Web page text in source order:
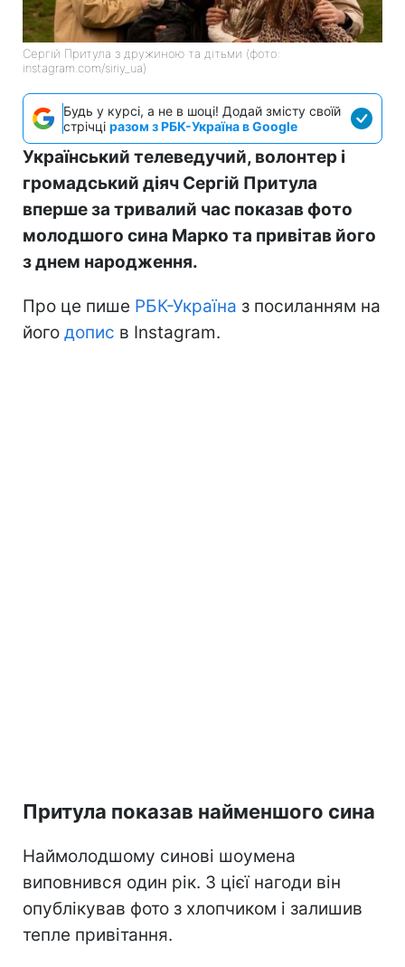
Сергій Притула з дружиною та дітьми (фото:
instagram.com/siriy_ua)
Будь у курсі, а не в шоці! Додай змісту своїй
стрічці разом з РБК-Україна в Google
Український телеведучий, волонтер і
громадський діяч Сергій Притула
вперше за тривалий час показав фото
молодшого сина Марко та привітав його
з днем народження.
Про це пише РБК-Україна з посиланням на
його допис в Instagram.
Притула показав найменшого сина
Наймолодшому синові шоумена
виповнився один рік. З цієї нагоди він
опублікував фото з хлопчиком і залишив
тепле привітання.